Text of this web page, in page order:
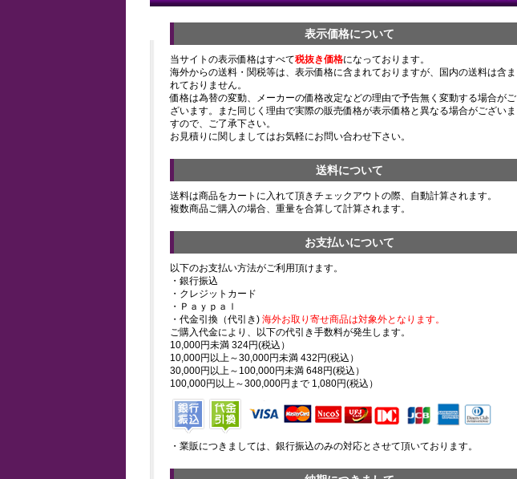
表示価格について
当サイトの表示価格はすべて税抜き価格になっております。
海外からの送料・関税等は、表示価格に含まれておりますが、国内の送料は含ま
れておりません。
価格は為替の変動、メーカーの価格改定などの理由で予告無く変動する場合がご
ざいます。また同じく理由で実際の販売価格が表示価格と異なる場合がございま
すので、ご了承下さい。
お見積りに関しましてはお気軽にお問い合わせ下さい。
送料について
送料は商品をカートに入れて頂きチェックアウトの際、自動計算されます。
複数商品ご購入の場合、重量を合算して計算されます。
お支払いについて
以下のお支払い方法がご利用頂けます。
・銀行振込
・クレジットカード
・Ｐａｙｐａｌ
・代金引換（代引き) 海外お取り寄せ商品は対象外となります。
ご購入代金により、以下の代引き手数料が発生します。
10,000円未満 324円(税込）
10,000円以上～30,000円未満 432円(税込）
30,000円以上～100,000円未満 648円(税込）
100,000円以上～300,000円まで 1,080円(税込）
・業販につきましては、銀行振込のみの対応とさせて頂いております。